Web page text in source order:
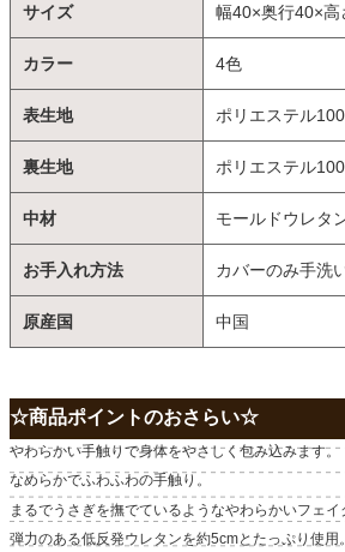
サイズ 幅40×奥行40×高
カラー 4色
表生地 ポリエステル
裏生地 ポリエステル
中材 モールドウレタ
お手入れ方法 カバーのみ手洗
原産国 中国
☆商品ポイントのおさらい☆
やわらかい手触りで身体をやさしく包み込みます。
なめらかでふわふわの手触り。
まるでうさぎを撫でているようなやわらかいフェイ
弾力のある低反発ウレタンを約5cmとたっぷり使用。